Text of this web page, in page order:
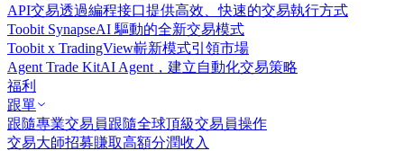
API交易透過編程接口提供高效、快速的交易執行方式
Toobit SynapseAI 驅動的全新交易模式
Toobit x TradingView嶄新模式引領市場
Agent Trade KitAI Agent，建立自動化交易策略
福利
跟單
跟隨專業交易員跟隨全球頂級交易員操作
交易大師招募賺取高額分潤收入